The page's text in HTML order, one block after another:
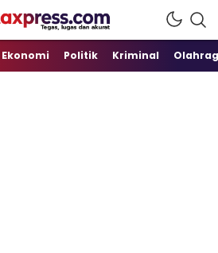
Lugas dan Akurat
Ekonomi Politik Kriminal